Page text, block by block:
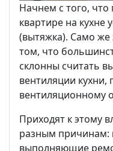
Начнем с того, что
квартире на кухне
(вытяжка). Само же
том, что
склонны считать
вентиляции кухни,
вентиляционному
Приходят к этому
разным причинам:
выполняющие